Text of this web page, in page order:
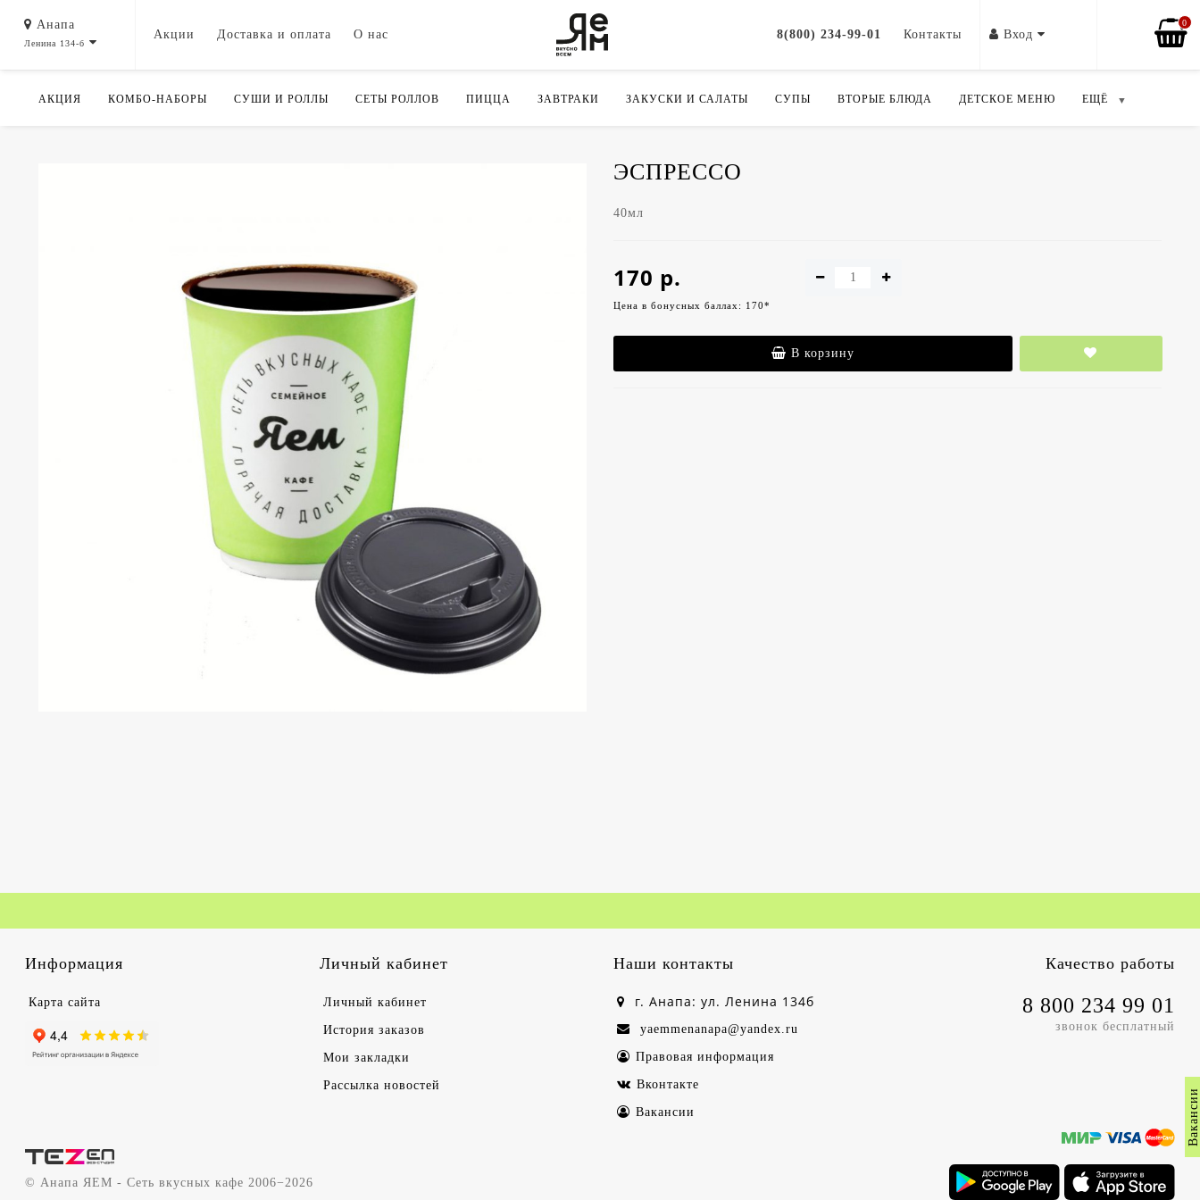
Анапа
Ленина 134-б
Акции Доставка и оплата О нас 8(800) 234-99-01 Контакты Вход
0
АКЦИЯ КОМБО-НАБОРЫ СУШИ И РОЛЛЫ СЕТЫ РОЛЛОВ ПИЦЦА ЗАВТРАКИ ЗАКУСКИ И САЛАТЫ СУПЫ ВТОРЫЕ БЛЮДА ДЕТСКОЕ МЕНЮ ЕЩЁ
ЭСПРЕССО
40мл
170 р.
Цена в бонусных баллах: 170*
В корзину
Информация
Карта сайта
Личный кабинет
Личный кабинет
История заказов
Мои закладки
Рассылка новостей
Наши контакты
г. Анапа: ул. Ленина 134б
yaemmenanapa@yandex.ru
Правовая информация
Вконтакте
Вакансии
Качество работы
8 800 234 99 01
звонок бесплатный
© Анапа ЯЕМ - Сеть вкусных кафе 2006−2026
Вакансии